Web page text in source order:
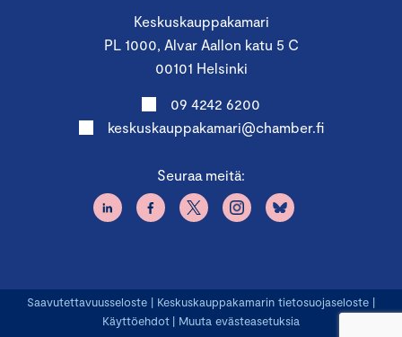
Keskuskauppakamari
PL 1000, Alvar Aallon katu 5 C
00101 Helsinki
09 4242 6200
keskuskauppakamari@chamber.fi
Seuraa meitä:
Saavutettavuusseloste | Keskuskauppakamarin tietosuojaseloste |
Käyttöehdot | Muuta evästeasetuksia